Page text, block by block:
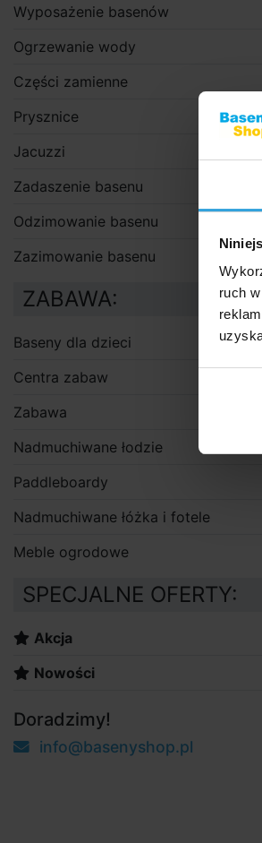
ruch
Wyposażenie basenów
Ogrzewanie wody
Części zamienne
Prysznice
Jacuzzi
Zadaszenie basenu
Odzimowanie basenu
Zazimowanie basenu
ZABAWA:
Baseny dla dzieci
Centra zabaw
Zabawa
Nadmuchiwane łodzie
Paddleboardy
Nadmuchiwane łóżka i fotele
Meble ogrodowe
SPECJALNE OFERTY:
Akcja
Nowości
Doradzimy!
info@basenyshop.pl